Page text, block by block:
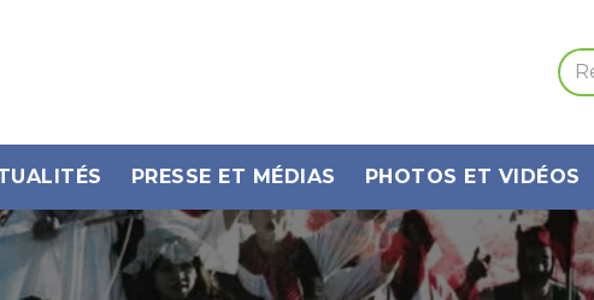
PRESSE ET MÉDIAS PHOTOS ET VIDÉOS